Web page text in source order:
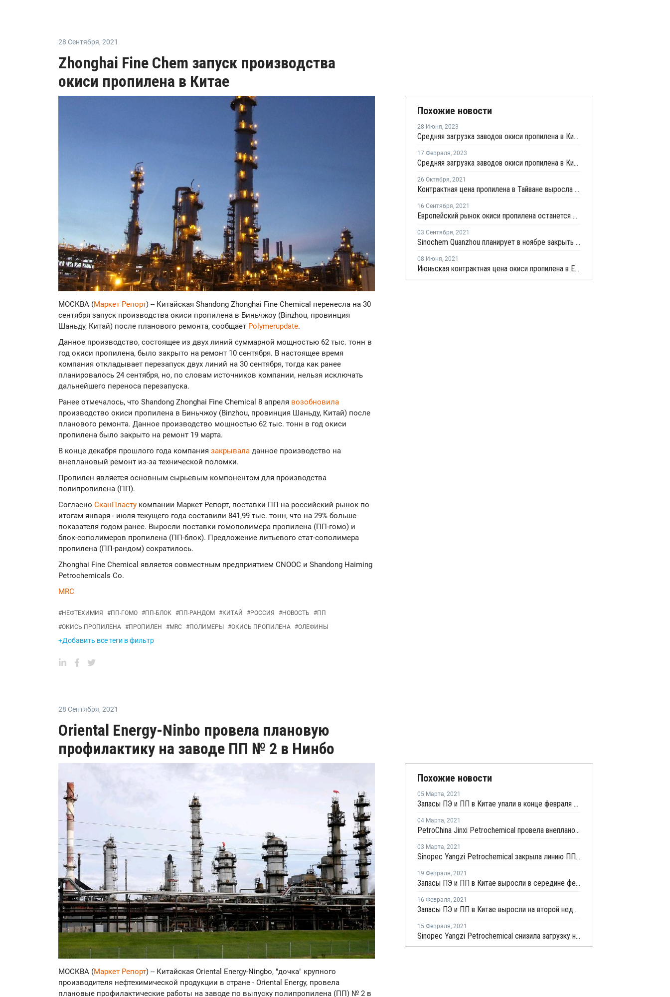
28 Сентября, 2021
Zhonghai Fine Chem запуск производства
окиси пропилена в Китае
МОСКВА (Маркет Репорт) -- Китайская Shandong Zhonghai Fine Chemical перенесла на 30
сентября запуск производства окиси пропилена в Биньчжоу (Binzhou, провинция
Шаньду, Китай) после планового ремонта, сообщает Polymerupdate.
Данное производство, состоящее из двух линий суммарной мощностью 62 тыс. тонн в
год окиси пропилена, было закрыто на ремонт 10 сентября. В настоящее время
компания откладывает перезапуск двух линий на 30 сентября, тогда как ранее
планировалось 24 сентября, но, по словам источников компании, нельзя исключать
дальнейшего переноса перезапуска.
Ранее отмечалось, что Shandong Zhonghai Fine Chemical 8 апреля возобновила
производство окиси пропилена в Биньчжоу (Binzhou, провинция Шаньду, Китай) после
планового ремонта. Данное производство мощностью 62 тыс. тонн в год окиси
пропилена было закрыто на ремонт 19 марта.
В конце декабря прошлого года компания закрывала данное производство на
внеплановый ремонт из-за технической поломки.
Пропилен является основным сырьевым компонентом для производства
полипропилена (ПП).
Согласно СканПласту компании Маркет Репорт, поставки ПП на российский рынок по
итогам января - июля текущего года составили 841,99 тыс. тонн, что на 29% больше
показателя годом ранее. Выросли поставки гомополимера пропилена (ПП-гомо) и
блок-сополимеров пропилена (ПП-блок). Предложение литьевого стат-сополимера
пропилена (ПП-рандом) сократилось.
Zhonghai Fine Chemical является совместным предприятием CNOOC и Shandong Haiming
Petrochemicals Co.
MRC
#НЕФТЕХИМИЯ #ПП-ГОМО #ПП-БЛОК #ПП-РАНДОМ #КИТАЙ #РОССИЯ #НОВОСТЬ #ПП
#ОКИСЬ ПРОПИЛЕНА #ПРОПИЛЕН #MRC #ПОЛИМЕРЫ #ОКИСЬ ПРОПИЛЕНА #ОЛЕФИНЫ
+Добавить все теги в фильтр
Похожие новости
28 Июня, 2023
Средняя загрузка заводов окиси пропилена в Китае выросла на 2,9%
17 Февраля, 2023
Средняя загрузка заводов окиси пропилена в Китае выросла на 2,2%
26 Октября, 2021
Контрактная цена пропилена в Тайване выросла в октябре на USD49 за тонну
16 Сентября, 2021
Европейский рынок окиси пропилена останется ограниченным в четвертом квартале
03 Сентября, 2021
Sinochem Quanzhou планирует в ноябре закрыть производство окиси пропилена в Китае
08 Июня, 2021
Июньская контрактная цена окиси пропилена в Европе выросла на EUR32 за тонну
28 Сентября, 2021
Oriental Energy-Ninbo провела плановую
профилактику на заводе ПП № 2 в Нинбо
МОСКВА (Маркет Репорт) -- Китайская Oriental Energy-Ningbo, "дочка" крупного
производителя нефтехимической продукции в стране - Oriental Energy, провела
плановые профилактические работы на заводе по выпуску полипропилена (ПП) № 2 в
Похожие новости
05 Марта, 2021
Запасы ПЭ и ПП в Китае упали в конце февраля на 8,4%
04 Марта, 2021
PetroChina Jinxi Petrochemical провела внеплановую профилактику на заводе ПП в Ляонине
03 Марта, 2021
Sinopec Yangzi Petrochemical закрыла линию ПП № 2 в Нанкине на плановый ремонт
19 Февраля, 2021
Запасы ПЭ и ПП в Китае выросли в середине февраля на 55,5%
16 Февраля, 2021
Запасы ПЭ и ПП в Китае выросли на второй неделе февраля на 14,4%
15 Февраля, 2021
Sinopec Yangzi Petrochemical снизила загрузку на линии ТФК № 3 в Нанкине до 80%